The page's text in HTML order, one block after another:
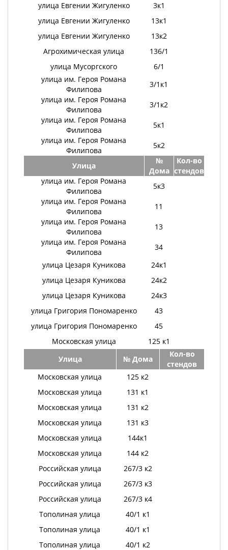
улица Евгении Жигуленко
3к1
улица Евгении Жигуленко
13к1
улица Евгении Жигуленко
13к2
Агрохимическая улица
136/1
улица Мусоргского
6/1
улица им. Героя Романа
Филипова
3/1к1
улица им. Героя Романа
Филипова
3/1к2
улица им. Героя Романа
Филипова
5к1
улица им. Героя Романа
Филипова
5к2
Улица
№
Дома
Кол-во
стендов
улица им. Героя Романа
Филипова
5к3
улица им. Героя Романа
Филипова
11
улица им. Героя Романа
Филипова
13
улица им. Героя Романа
Филипова
34
улица Цезаря Куникова
24к1
улица Цезаря Куникова
24к2
улица Цезаря Куникова
24к3
улица Григория Пономаренко
43
улица Григория Пономаренко
45
Московская улица
125 к1
Улица
№ Дома
Кол-во
стендов
Московская улица
125 к2
Московская улица
131 к1
Московская улица
131 к2
Московская улица
131 к3
Московская улица
144к1
Московская улица
144 к2
Российская улица
267/3 к2
Российская улица
267/3 к3
Российская улица
267/3 к4
Тополиная улица
40/1 к1
Тополиная улица
40/1 к1
Тополиная улица
40/1 к2